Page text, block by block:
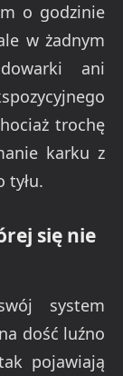
o godzinie
w żadnym
ani
trochę
karku z
tyłu.
się nie
system
dość luźno
pojawiają